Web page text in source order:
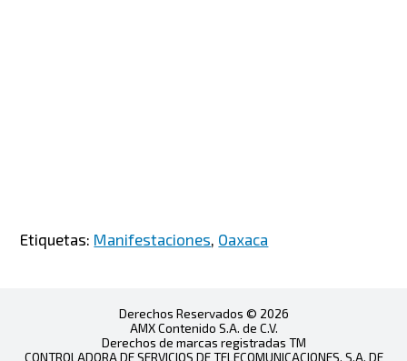
Etiquetas: Manifestaciones, Oaxaca
Derechos Reservados © 2026
AMX Contenido S.A. de C.V.
Derechos de marcas registradas TM
CONTROLADORA DE SERVICIOS DE TELECOMUNICACIONES, S.A. DE